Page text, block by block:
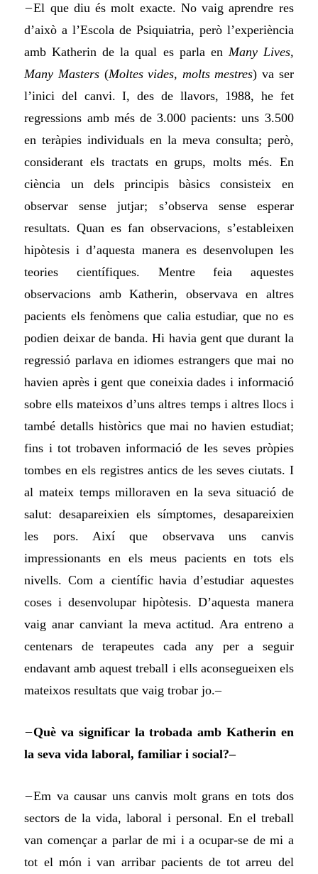
–El que diu és molt exacte. No vaig aprendre res
d’això a l’Escola de Psiquiatria, però l’experiència
amb Katherin de la qual es parla en Many Lives,
Many Masters (Moltes vides, molts mestres) va ser
l’inici del canvi. I, des de llavors, 1988, he fet
regressions amb més de 3.000 pacients: uns 3.500
en teràpies individuals en la meva consulta; però,
considerant els tractats en grups, molts més. En
ciència un dels principis bàsics consisteix en
observar sense jutjar; s’observa sense esperar
resultats. Quan es fan observacions, s’estableixen
hipòtesis i d’aquesta manera es desenvolupen les
teories científiques. Mentre feia aquestes
observacions amb Katherin, observava en altres
pacients els fenòmens que calia estudiar, que no es
podien deixar de banda. Hi havia gent que durant la
regressió parlava en idiomes estrangers que mai no
havien après i gent que coneixia dades i informació
sobre ells mateixos d’uns altres temps i altres llocs i
també detalls històrics que mai no havien estudiat;
fins i tot trobaven informació de les seves pròpies
tombes en els registres antics de les seves ciutats. I
al mateix temps milloraven en la seva situació de
salut: desapareixien els símptomes, desapareixien
les pors. Així que observava uns canvis
impressionants en els meus pacients en tots els
nivells. Com a científic havia d’estudiar aquestes
coses i desenvolupar hipòtesis. D’aquesta manera
vaig anar canviant la meva actitud. Ara entreno a
centenars de terapeutes cada any per a seguir
endavant amb aquest treball i ells aconsegueixen els
mateixos resultats que vaig trobar jo.–
–Què va significar la trobada amb Katherin en
la seva vida laboral, familiar i social?–
–Em va causar uns canvis molt grans en tots dos
sectors de la vida, laboral i personal. En el treball
van començar a parlar de mi i a ocupar-se de mi a
tot el món i van arribar pacients de tot arreu del